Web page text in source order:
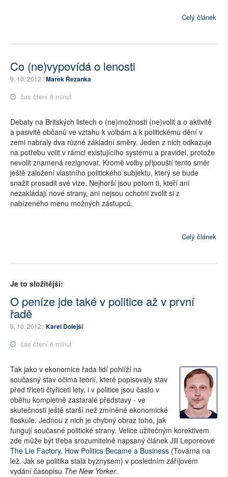
Celý článek
Co (ne)vypovídá o lenosti
9. 10. 2012 /Marek Řezanka
čas čtení 9 minut
Debaty na Britských listech o (ne)možnosti (ne)volit a o aktivitě
a pasivitě občanů ve vztahu k volbám a k politickému dění v
zemi nabraly dva různé základní směry. Jeden z nich odkazuje
na potřebu volit v rámci existujícího systému a pravidel, protože
nevolit znamená rezignovat. Kromě volby připouští tento směr
ještě založení vlastního politického subjektu, který se bude
snažit prosadit své vize. Nejhorší jsou potom ti, kteří ani
nezakládají nové strany, ani nejsou ochotni zvolit si z
nabízeného menu možných zástupců.
Celý článek
Je to složitější:
O peníze jde také v politice až v první
řadě
9. 10. 2012 /Karel Dolejší
čas čtení 6 minut
Tak jako v ekonomice řada lidí pohlíží na
současný stav očima teorií, které popisovaly stav
před třiceti čtyřiceti lety, i v politice jsou často v
oběhu kompletně zastaralé představy - ve
skutečnosti ještě starší než zmíněné ekonomické
floskule. Jednou z nich je chybný obraz toho, jak
fungují současné politické strany. Velice užitečným korektivem
zde může být třeba srozumitelně napsaný článek Jill Leporeové
The Lie Factory. How Politics Became a Business (Továrna na
lež. Jak se politika stala byznysem) v posledním záříjovém
vydání časopisu The New Yorker.